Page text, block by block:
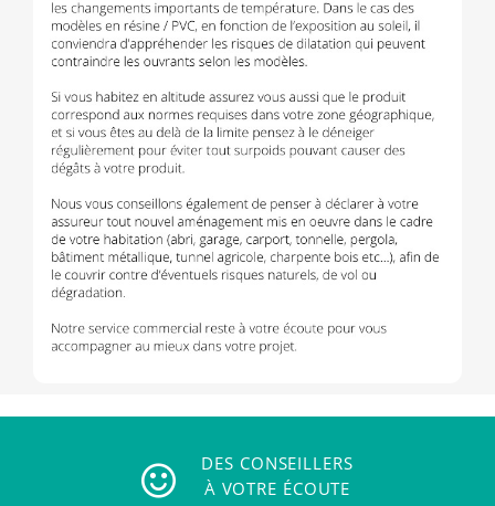
DES CONSEILLERS
À VOTRE ÉCOUTE